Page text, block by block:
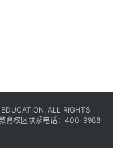
ALL RIGHTS
育校区联系电话：400-9988-